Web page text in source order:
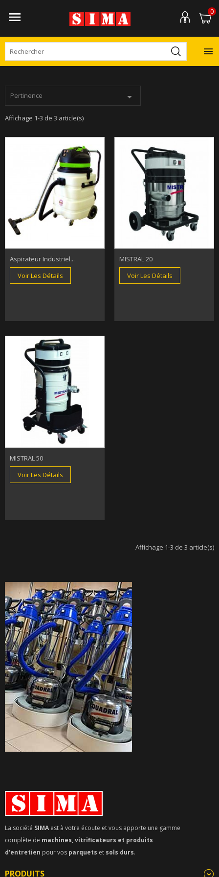
 0

Pertinence 
Affichage 1-3 de 3 article(s)
Aspirateur Industriel...
Voir Les Détails
MISTRAL 20
Voir Les Détails
MISTRAL 50
Voir Les Détails
Affichage 1-3 de 3 article(s)
La société SIMA est à votre écoute et vous apporte une gamme
complète de machines, vitrificateurs et produits
d'entretien pour vos parquets et sols durs.
PRODUITS